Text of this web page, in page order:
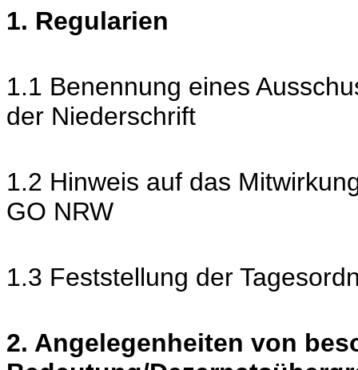
1. Regularien
1.1 Benennung eines
der Niederschrift
1.2 Hinweis auf das
GO NRW
1.3 Feststellung der
2. Angelegenheiten von